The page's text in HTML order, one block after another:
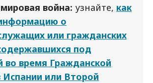
война: узнайте, как
о
или гражданских
под
во время Гражданской
Испании или Второй